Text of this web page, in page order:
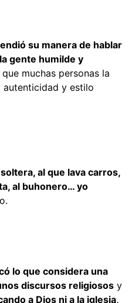
su manera de hablar
gente humilde y
muchas personas la
autenticidad y estilo
al que lava carros,
al buhonero… yo
lo que considera una
discursos religiosos y
a Dios ni a la iglesia,